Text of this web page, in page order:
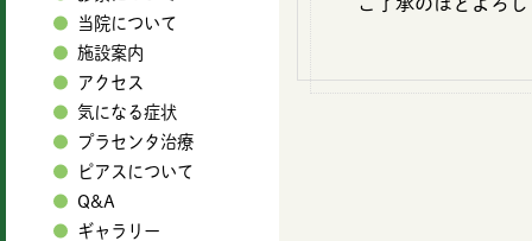
当院について
施設案内
アクセス
気になる症状
プラセンタ治療
ピアスについて
Q&A
ギャラリー